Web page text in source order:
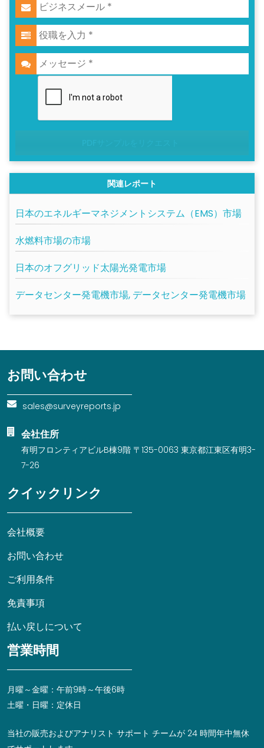
関連レポート
日本のエネルギーマネジメントシステム（EMS）市場
水燃料市場の市場
日本のオフグリッド太陽光発電市場
データセンター発電機市場, データセンター発電機市場
お問い合わせ
sales@surveyreports.jp
会社住所
有明フロンティアビルB棟9階 〒135-0063 東京都江東区有明3-
7-26
クイックリンク
会社概要
お問い合わせ
ご利用条件
免責事項
払い戻しについて
営業時間
月曜～金曜：午前9時～午後6時
土曜・日曜：定休日
当社の販売およびアナリスト サポート チームが 24 時間年中無休